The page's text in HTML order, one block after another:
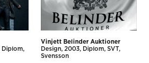
Diplom
Vinjett Belinder Auktioner
Design 2003 Diplom SVT
Svensson